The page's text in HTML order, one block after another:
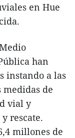
en Hue
han
instando a las
de
vial y
rescate.
millones de